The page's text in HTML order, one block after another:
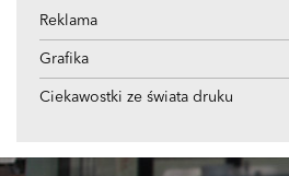
Reklama
Grafika
Ciekawostki ze świata druku